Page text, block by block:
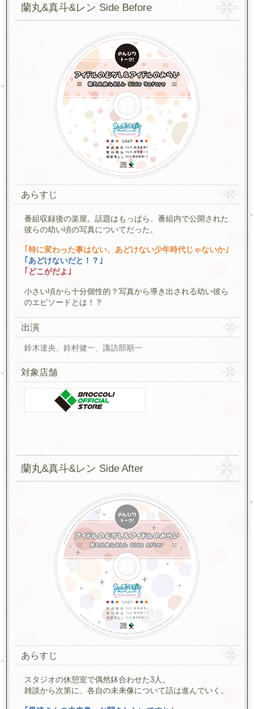
蘭丸&真斗&レン Side Before
あらすじ
番組収録後の楽屋。話題はもっぱら、番組内で公開された
彼らの幼い頃の写真についてだった。
｢特に変わった事はない、あどけない少年時代じゃないか｣
｢あどけないだと！？｣
｢どこがだよ｣
小さい頃から十分個性的？写真から導き出される幼い彼ら
のエピソードとは！？
出演
鈴木達央、鈴村健一、諏訪部順一
対象店舗
蘭丸&真斗&レン Side After
あらすじ
スタジオの休憩室で偶然鉢合わせた3人。
雑談から次第に、各自の未来像について話は進んでいく。